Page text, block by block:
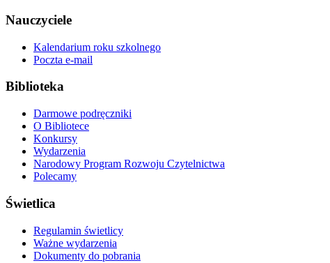
Nauczyciele
Kalendarium roku szkolnego
Poczta e-mail
Biblioteka
Darmowe podręczniki
O Bibliotece
Konkursy
Wydarzenia
Narodowy Program Rozwoju Czytelnictwa
Polecamy
Świetlica
Regulamin świetlicy
Ważne wydarzenia
Dokumenty do pobrania